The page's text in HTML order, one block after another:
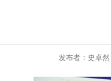
发布者：史卓然